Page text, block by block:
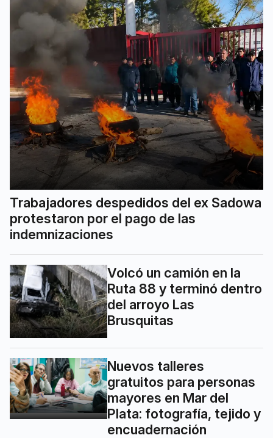
Trabajadores despedidos del ex Sadowa
protestaron por el pago de las
indemnizaciones
Volcó un camión en la
Ruta 88 y terminó dentro
del arroyo Las
Brusquitas
Nuevos talleres
gratuitos para personas
mayores en Mar del
Plata: fotografía, tejido y
encuadernación